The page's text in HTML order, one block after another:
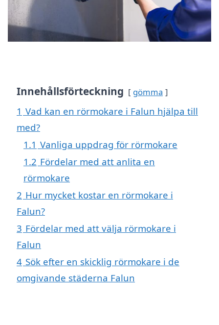
Innehållsförteckning gömma
1 Vad kan en rörmokare i Falun hjälpa till
med?
1.1 Vanliga uppdrag för rörmokare
1.2 Fördelar med att anlita en
rörmokare
2 Hur mycket kostar en rörmokare i
Falun?
3 Fördelar med att välja rörmokare i
Falun
4 Sök efter en skicklig rörmokare i de
omgivande städerna Falun